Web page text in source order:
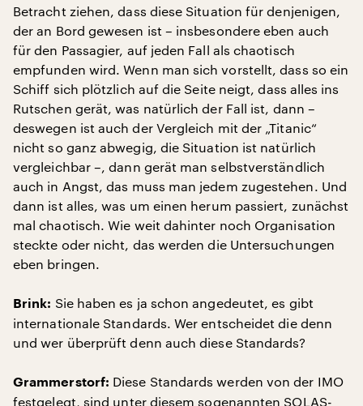
Betracht ziehen, dass diese Situation für denjenigen,
der an Bord gewesen ist – insbesondere eben auch
für den Passagier, auf jeden Fall als chaotisch
empfunden wird. Wenn man sich vorstellt, dass so ein
Schiff sich plötzlich auf die Seite neigt, dass alles ins
Rutschen gerät, was natürlich der Fall ist, dann –
deswegen ist auch der Vergleich mit der „Titanic“
nicht so ganz abwegig, die Situation ist natürlich
vergleichbar –, dann gerät man selbstverständlich
auch in Angst, das muss man jedem zugestehen. Und
dann ist alles, was um einen herum passiert, zunächst
mal chaotisch. Wie weit dahinter noch Organisation
steckte oder nicht, das werden die Untersuchungen
eben bringen.
Brink: Sie haben es ja schon angedeutet, es gibt
internationale Standards. Wer entscheidet die denn
und wer überprüft denn auch diese Standards?
Grammerstorf: Diese Standards werden von der IMO
festgelegt, sind unter diesem sogenannten SOLAS-